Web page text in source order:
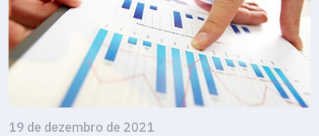
19 de dezembro de 2021